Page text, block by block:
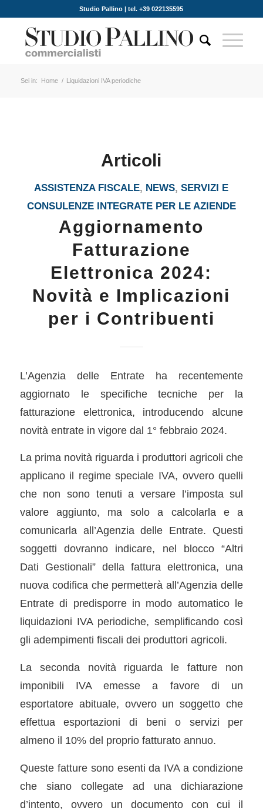
Studio Pallino | tel. +39 022135595
Sei in: Home / Liquidazioni IVA periodiche
Articoli
ASSISTENZA FISCALE, NEWS,SERVIZI E
CONSULENZE INTEGRATE PER LE AZIENDE
Aggiornamento
Fatturazione
Elettronica 2024:
Novità e Implicazioni
per i Contribuenti
L’Agenzia delle Entrate ha recentemente
aggiornato le specifiche tecniche per la
fatturazione elettronica, introducendo alcune
novità entrate in vigore dal 1° febbraio 2024.
La prima novità riguarda i produttori agricoli che
applicano il regime speciale IVA, ovvero quelli
che non sono tenuti a versare l’imposta sul
valore aggiunto, ma solo a calcolarla e a
comunicarla all’Agenzia delle Entrate. Questi
soggetti dovranno indicare, nel blocco “Altri
Dati Gestionali” della fattura elettronica, una
nuova codifica che permetterà all’Agenzia delle
Entrate di predisporre in modo automatico le
liquidazioni IVA periodiche, semplificando così
gli adempimenti fiscali dei produttori agricoli.
La seconda novità riguarda le fatture non
imponibili IVA emesse a favore di un
esportatore abituale, ovvero un soggetto che
effettua esportazioni di beni o servizi per
almeno il 10% del proprio fatturato annuo.
Queste fatture sono esenti da IVA a condizione
che siano collegate ad una dichiarazione
d’intento, ovvero un documento con cui il